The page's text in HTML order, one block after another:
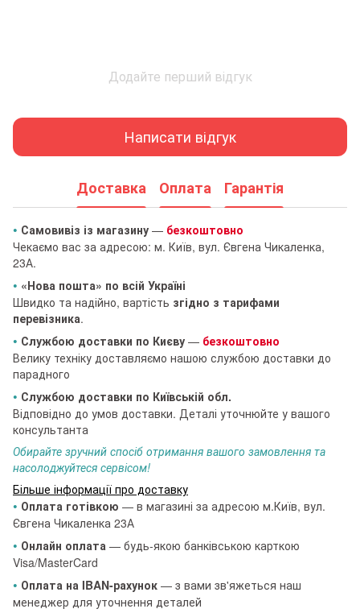
Додайте перший відгук
Написати відгук
Доставка Оплата Гарантія
• Самовивіз із магазину — безкоштовно
Чекаємо вас за адресою: м. Київ, вул. Євгена Чикаленка,
23А.
• «Нова пошта» по всій Україні
Швидко та надійно, вартість згідно з тарифами
перевізника.
• Службою доставки по Києву — безкоштовно
Велику техніку доставляємо нашою службою доставки до
парадного
• Службою доставки по Київській обл.
Відповідно до умов доставки. Деталі уточнюйте у вашого
консультанта
Обирайте зручний спосіб отримання вашого замовлення та
насолоджуйтеся сервісом!
Більше інформації про доставку
• Оплата готівкою — в магазині за адресою м.Київ, вул.
Євгена Чикаленка 23А
• Онлайн оплата — будь-якою банківською карткою
Visa/MasterCard
• Оплата на IBAN-рахунок — з вами зв'яжеться наш
менеджер для уточнення деталей